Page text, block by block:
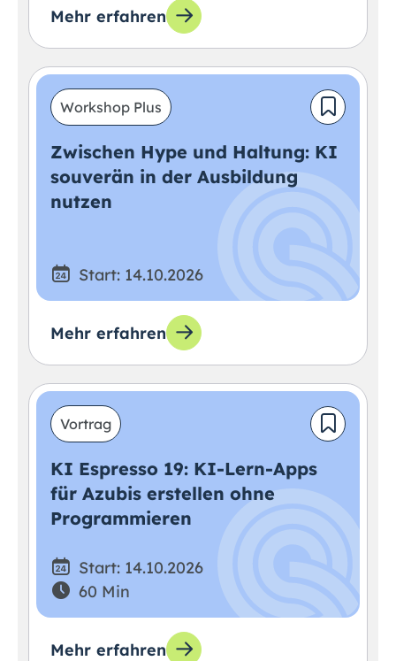
Mehr erfahren
Workshop Plus
Zwischen Hype und Haltung: KI
souverän in der Ausbildung
nutzen
Start: 14.10.2026
Mehr erfahren
Vortrag
KI Espresso 19: KI-Lern-Apps
für Azubis erstellen ohne
Programmieren
Start: 14.10.2026
60 Min
Mehr erfahren